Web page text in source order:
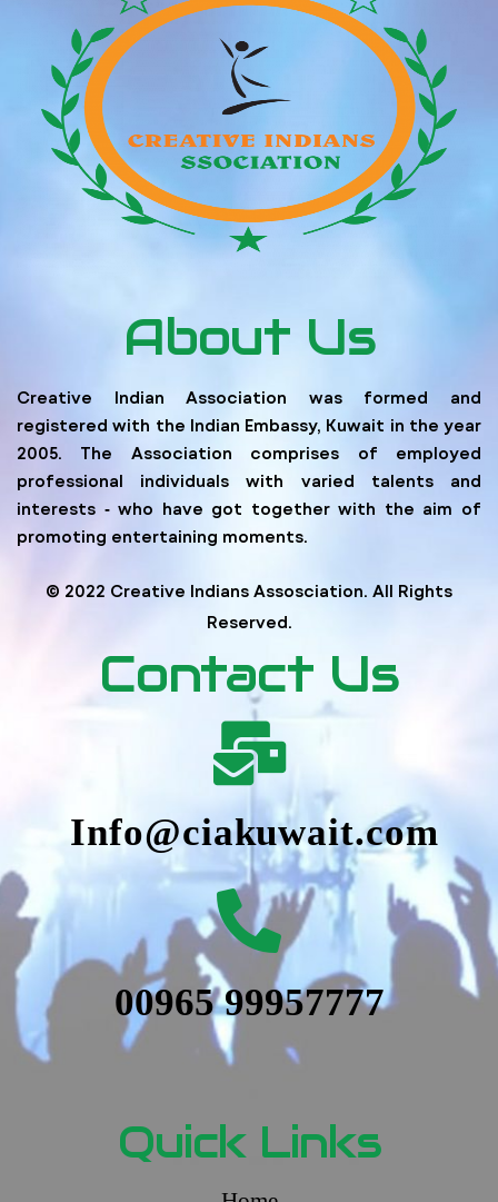
About Us
Creative Indian Association was formed and
registered with the Indian Embassy, Kuwait in the year
2005. The Association comprises of employed
professional individuals with varied talents and
interests ‐ who have got together with the aim of
promoting entertaining moments.
© 2022 Creative Indians Assosciation. All Rights
Reserved.
Contact Us
Info@ciakuwait.com
00965 99957777
Quick Links